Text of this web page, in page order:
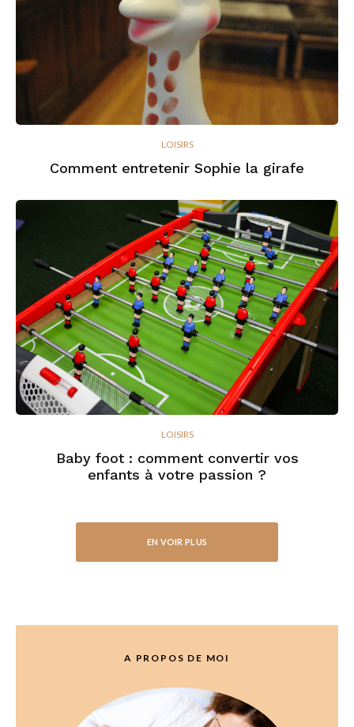
LOISIRS
Comment entretenir Sophie la girafe
LOISIRS
Baby foot : comment convertir vos
enfants à votre passion ?
EN VOIR PLUS
A PROPOS DE MOI